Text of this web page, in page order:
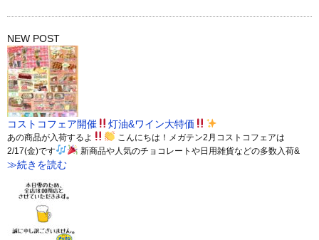
NEW POST
コストコフェア開催 灯油&ワイン大特価
あの商品が入荷するよ
こんにちは！メガテン2月コストコフェアは
2/17(金)です
新商品や人気のチョコレートや日用雑貨などの多数入荷&
≫続きを読む